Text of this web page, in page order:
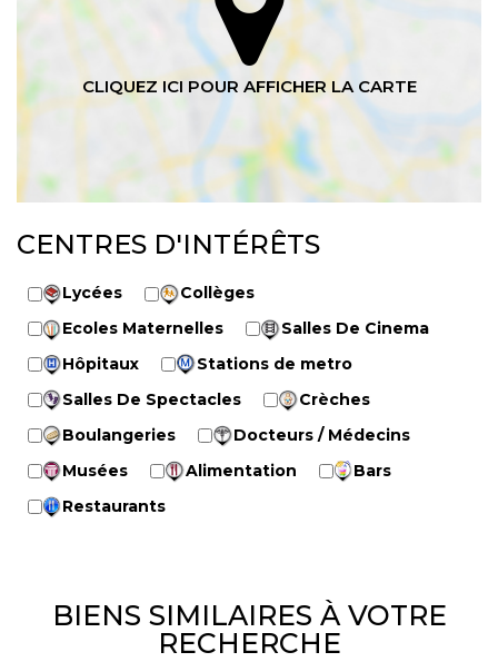
CENTRES D'INTÉRÊTS
Lycées
Collèges
Ecoles Maternelles
Salles De Cinema
Hôpitaux
Stations de metro
Salles De Spectacles
Crèches
Boulangeries
Docteurs / Médecins
Musées
Alimentation
Bars
Restaurants
BIENS SIMILAIRES À VOTRE
RECHERCHE